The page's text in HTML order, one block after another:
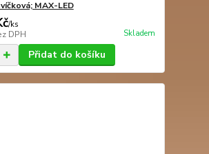
MAX-LED
/ks
DPH Skladem
Přidat do košíku